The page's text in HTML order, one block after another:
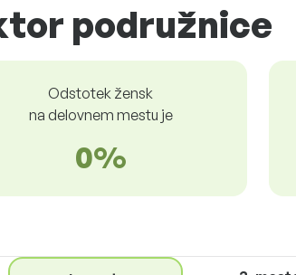
podružnice
Odstotek žensk
na delovnem mestu je
0%